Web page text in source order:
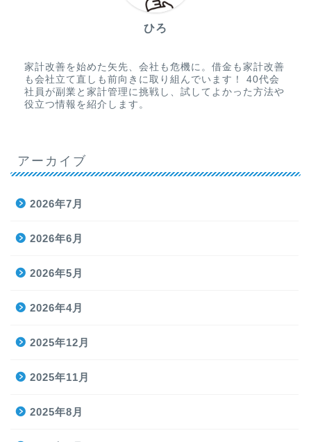
ひろ
家計改善を始めた矢先、会社も危機に。借金も家計改善
も会社立て直しも前向きに取り組んでいます！ 40代会
社員が副業と家計管理に挑戦し、試してよかった方法や
役立つ情報を紹介します。
アーカイブ
2026年7月
2026年6月
2026年5月
2026年4月
2025年12月
2025年11月
2025年8月